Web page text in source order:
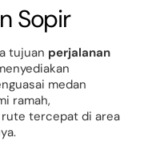
Sopir
tujuan perjalanan
medan
ramah,
rute tercepat di area